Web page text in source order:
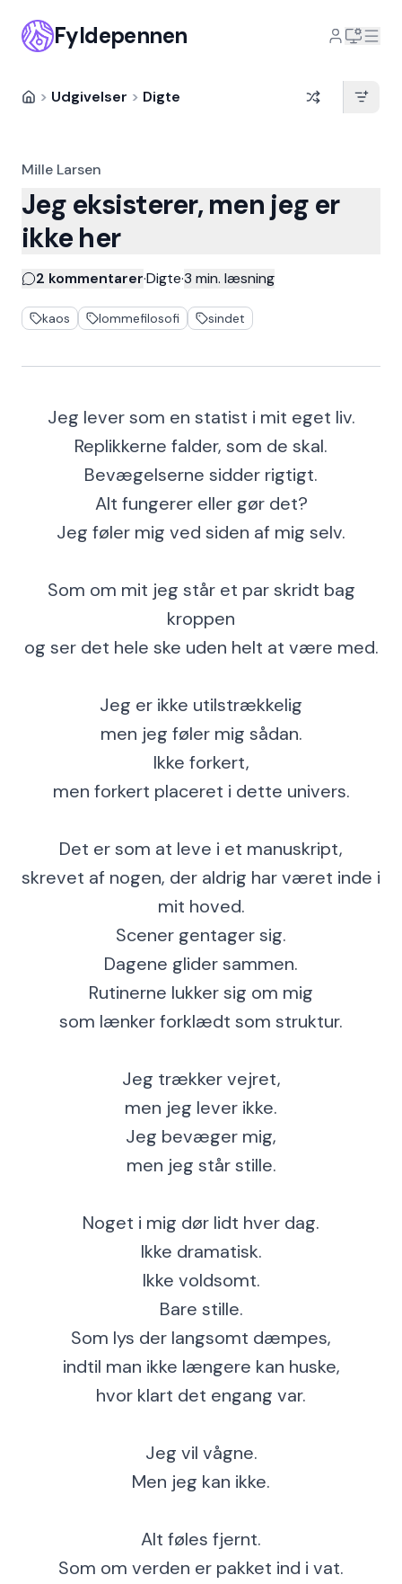
Fyldepennen
> Udgivelser > Digte
Mille Larsen
Jeg eksisterer, men jeg er
ikke her
2 kommentarer·Digte·3 min. læsning
kaos lommefilosofi sindet
Jeg lever som en statist i mit eget liv.
Replikkerne falder, som de skal.
Bevægelserne sidder rigtigt.
Alt fungerer eller gør det?
Jeg føler mig ved siden af mig selv.
Som om mit jeg står et par skridt bag
kroppen
og ser det hele ske uden helt at være med.
Jeg er ikke utilstrækkelig
men jeg føler mig sådan.
Ikke forkert,
men forkert placeret i dette univers.
Det er som at leve i et manuskript,
skrevet af nogen, der aldrig har været inde i
mit hoved.
Scener gentager sig.
Dagene glider sammen.
Rutinerne lukker sig om mig
som lænker forklædt som struktur.
Jeg trækker vejret,
men jeg lever ikke.
Jeg bevæger mig,
men jeg står stille.
Noget i mig dør lidt hver dag.
Ikke dramatisk.
Ikke voldsomt.
Bare stille.
Som lys der langsomt dæmpes,
indtil man ikke længere kan huske,
hvor klart det engang var.
Jeg vil vågne.
Men jeg kan ikke.
Alt føles fjernt.
Som om verden er pakket ind i vat.